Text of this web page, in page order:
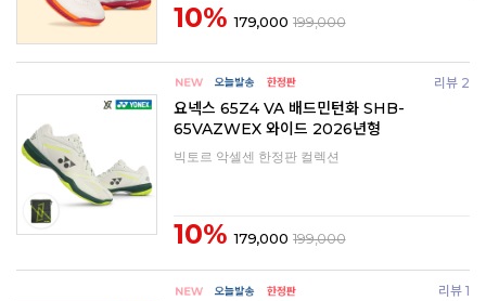
10% 179,000 199,000
리뷰 2
요넥스 65Z4 VA 배드민턴화 SHB-
65VAZWEX 와이드 2026년형
빅토르 악셀센 한정판 컬렉션
10% 179,000 199,000
리뷰 1